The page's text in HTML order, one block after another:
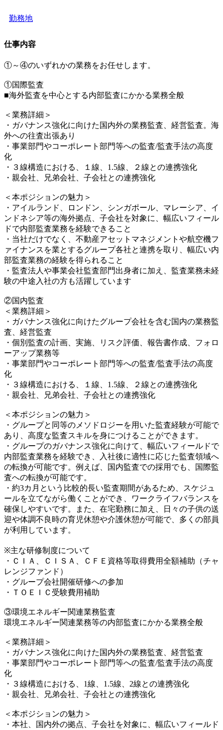
勤務地
仕事内容
①～④のいずれかの業務をお任せします。
①国際監査
■海外監査を中心とする内部監査にかかる業務全般
＜業務詳細＞
・ガバナンス強化に向けた国内外の業務監査、経営監査。海
外への往査出張あり
・事業部門やコーポレート部門等への監査/監査手法の高度
化
・３線構造における、１線、1.5線、２線との連携強化
・親会社、兄弟会社、子会社との連携強化
＜本ポジションの魅力＞
・アイルランド、ロンドン、シンガポール、マレーシア、イ
ンドネシア等の海外拠点、子会社を対象に、幅広いフィール
ドで内部監査業務を経験できること
・当社だけでなく、不動産アセットマネジメントや航空機フ
ァイナンスを業とするグループ各社と連携を取り、幅広い内
部監査業務の経験を得られること
・監査法人や事業会社監査部門出身者に加え、監査業務未経
験の中途入社の方も活躍しています
②国内監査
＜業務詳細＞
・ガバナンス強化に向けたグループ会社を含む国内の業務監
査、経営監査
・個別監査の計画、実施、リスク評価、報告書作成、フォロ
ーアップ業務等
・事業部門やコーポレート部門等への監査/監査手法の高度
化
・３線構造における、１線、1.5線、２線との連携強化
・親会社、兄弟会社、子会社との連携強化
＜本ポジションの魅力＞
・グループと同等のメソドロジーを用いた監査経験が可能で
あり、高度な監査スキルを身につけることができます。
・グループのガバナンス強化に向けて、幅広いフィールドで
内部監査業務を経験でき、入社後に適性に応じた監査領域へ
の転換が可能です。例えば、国内監査での採用でも、国際監
査への転換が可能です。
・約3カ月という比較的長い監査期間があるため、スケジュ
ールを立てながら働くことができ、ワークライフバランスを
確保しやすいです。また、在宅勤務に加え、日々の子供の送
迎や体調不良時の育児休憩や介護休憩が可能で、多くの部員
が利用しています。
※主な研修制度について
・ＣＩＡ、ＣＩＳＡ、ＣＦＥ資格等取得費用全額補助（チャ
レンジファンド）
・グループ会社開催研修への参加
・ＴＯＥＩＣ受験費用補助
③環境エネルギー関連業務監査
環境エネルギー関連業務等の内部監査にかかる業務全般
＜業務詳細＞
・ガバナンス強化に向けた国内外の業務監査、経営監査
・事業部門やコーポレート部門等への監査/監査手法の高度
化
・３線構造における、1線、1.5線、2線との連携強化
・親会社、兄弟会社、子会社との連携強化
＜本ポジションの魅力＞
・本社、国内外の拠点、子会社を対象に、幅広いフィールド